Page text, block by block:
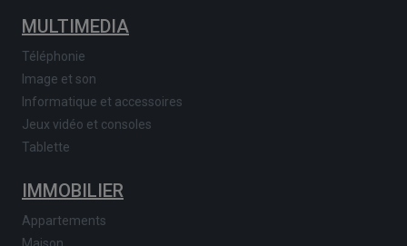
MULTIMEDIA
Téléphonie
Image et son
Informatique et accessoires
Jeux vidéo et consoles
Tablette
IMMOBILIER
Appartements